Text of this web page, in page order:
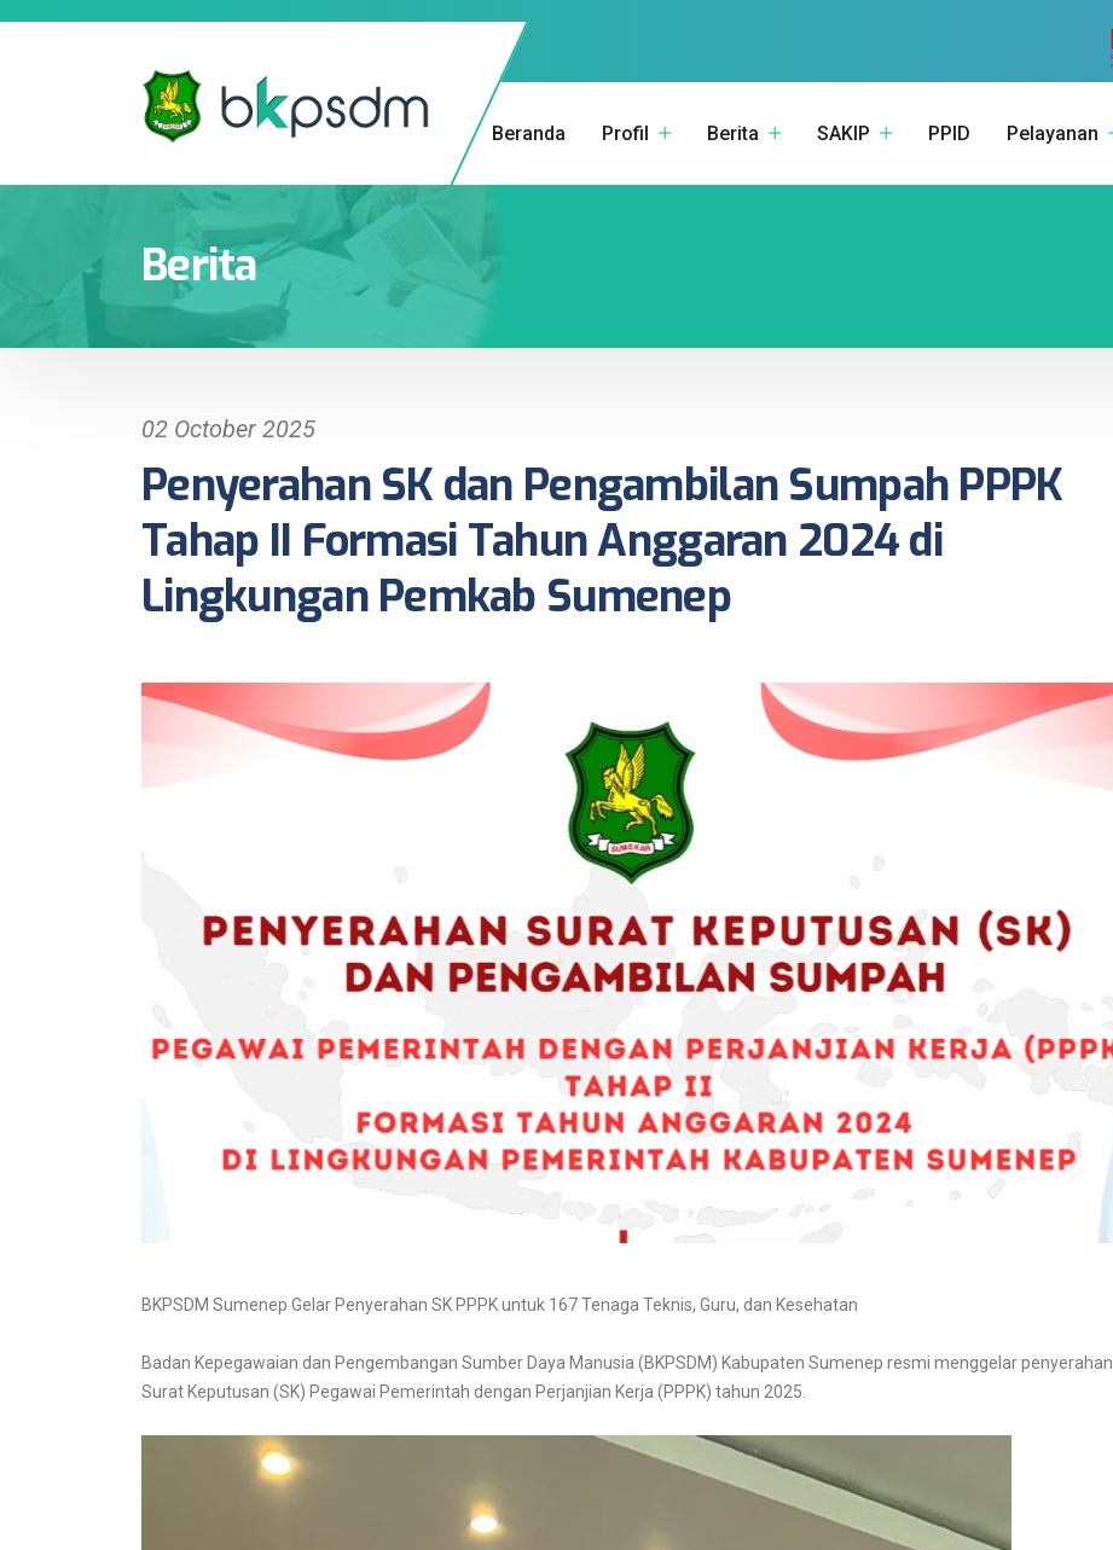
Beranda Profil Berita SAKIP PPID Pelayanan
Berita
02 October 2025
Penyerahan SK dan Pengambilan Sumpah PPPK
Tahap II Formasi Tahun Anggaran 2024 di
Lingkungan Pemkab Sumenep
BKPSDM Sumenep Gelar Penyerahan SK PPPK untuk 167 Tenaga Teknis, Guru, dan Kesehatan
Badan Kepegawaian dan Pengembangan Sumber Daya Manusia (BKPSDM) Kabupaten Sumenep resmi menggelar penyerahan
Surat Keputusan (SK) Pegawai Pemerintah dengan Perjanjian Kerja (PPPK) tahun 2025.